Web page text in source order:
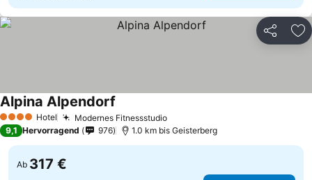
Teilen
4 Sterne Hotel Modernes Fitnessstudio
Alpina Alpendorf
9,1 Hervorragend 976 1.0 km bis Geisterberg
Ab 317 €